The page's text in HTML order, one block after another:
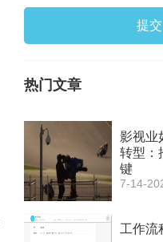
提交
热门文章
影视业
转型：
键
7-14-
工作流